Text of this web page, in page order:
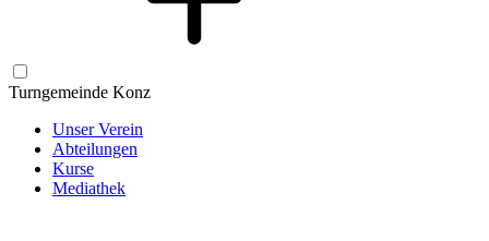
Turngemeinde Konz
Unser Verein
Abteilungen
Kurse
Mediathek